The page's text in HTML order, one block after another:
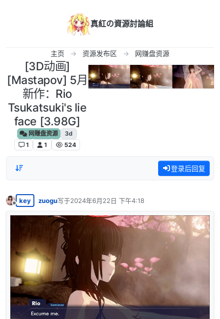
真紅の資源討論組
主页 资源发布区 网赚盘资源
[3D动画]
[Mastapov] 5月
新作：Rio
Tsukatsuki's lie
face [3.98G]
网赚盘资源
3d
1
1 524
登录后回复
离线
key zuogu写于2024年6月22日 下午4:18
最后由 编辑